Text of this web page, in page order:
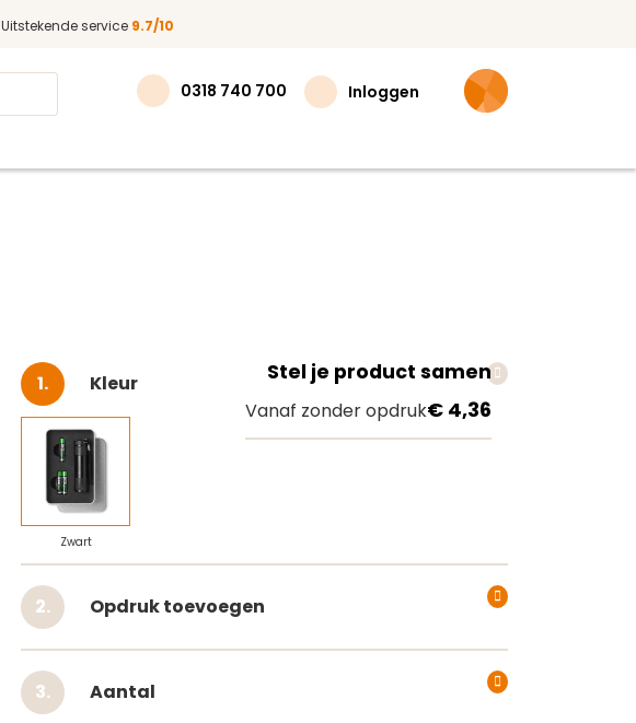
Uitstekende service 9.7/10
0318 740 700 Inloggen
Stel je product samen
Vanaf zonder opdruk€ 4,36
Selecteer
Kleur
Zwart
Opdruk toevoegen
Aantal